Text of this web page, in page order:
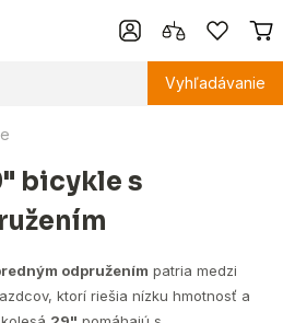
Vyhľadávanie
bicykle s
odpružením patria medzi
ktorí riešia nízku hmotnosť a